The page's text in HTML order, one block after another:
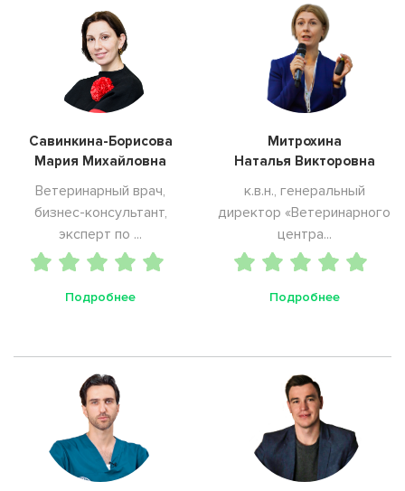
Савинкина-Борисова
Мария Михайловна
Ветеринарный врач,
бизнес-консультант,
эксперт по ...
Подробнее
Митрохина
Наталья Викторовна
к.в.н., генеральный
директор «Ветеринарного
центра...
Подробнее